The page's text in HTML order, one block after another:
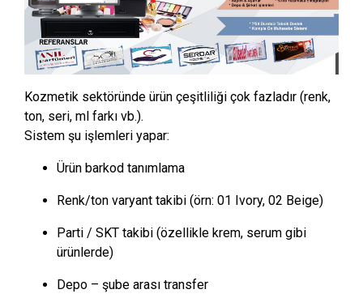
Kozmetik sektöründe ürün çeşitliliği çok fazladır (renk,
ton, seri, ml farkı vb.).
Sistem şu işlemleri yapar:
Ürün barkod tanımlama
Renk/ton varyant takibi (örn: 01 Ivory, 02 Beige)
Parti / SKT takibi (özellikle krem, serum gibi
ürünlerde)
Depo – şube arası transfer